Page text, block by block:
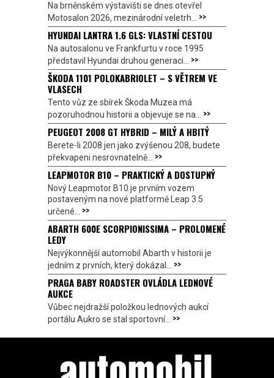
Na brněnském výstavišti se dnes otevřel
Motosalon 2026, mezinárodní veletrh... >>
HYUNDAI LANTRA 1.6 GLS: VLASTNÍ CESTOU
Na autosalonu ve Frankfurtu v roce 1995
představil Hyundai druhou generaci... >>
ŠKODA 1101 POLOKABRIOLET – S VĚTREM VE
VLASECH
Tento vůz ze sbírek Škoda Muzea má
pozoruhodnou historii a objevuje se na... >>
PEUGEOT 2008 GT HYBRID – MILÝ A HBITÝ
Berete-li 2008 jen jako zvýšenou 208, budete
překvapeni nesrovnatelně... >>
LEAPMOTOR B10 – PRAKTICKÝ A DOSTUPNÝ
Nový Leapmotor B10 je prvním vozem
postaveným na nové platformě Leap 3.5
určené... >>
ABARTH 600E SCORPIONISSIMA – PROLOMENÉ
LEDY
Nejvýkonnější automobil Abarth v historii je
jedním z prvních, který dokázal... >>
PRAGA BABY ROADSTER OVLÁDLA LEDNOVÉ
AUKCE
Vůbec nejdražší položkou lednových aukcí
portálu Aukro se stal sportovní... >>